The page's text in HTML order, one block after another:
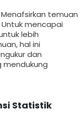
Menafsirkan temuan
mencapai
lebih
hal ini
dan
mendukung
Statistik